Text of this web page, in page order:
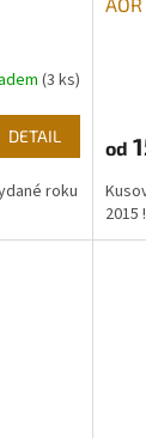
(3 ks)
DETAIL
roku
od
2015 !